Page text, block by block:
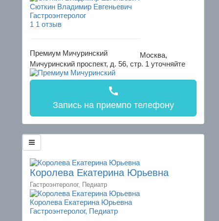
Сюткин Владимир Евгеньевич
Гастроэнтеролог
1 1 отзыв
Премиум Мичуринский
Москва,
Мичуринский проспект, д. 56, стр. 1 уточняйте
call
Запись на приемпо телефону
Королева Екатерина Юрьевна
Гастроэнтеролог, Педиатр
Королева Екатерина Юрьевна
Гастроэнтеролог, Педиатр